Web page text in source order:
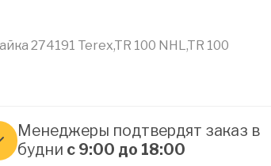
274191 Terex,TR 100 NHL,TR 100
Менеджеры подтвердят заказ в
будни с 9:00 до 18:00